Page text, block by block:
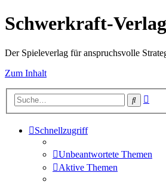
Schwerkraft-Verlag
Der Spieleverlag für anspruchsvolle
Zum Inhalt
Suche
Schnellzugriff
Unbeantwortete Themen
Aktive Themen